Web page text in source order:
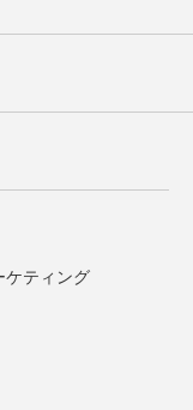
ケティング